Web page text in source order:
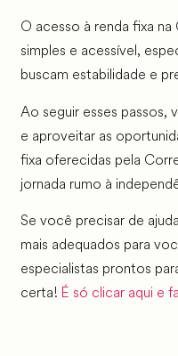
O acesso à renda fixa
simples e acessível,
buscam estabilidade e
Ao seguir esses passos,
e aproveitar as
fixa oferecidas pela
jornada rumo à
Se você precisar de
mais adequados para
especialistas prontos
certa! É só clicar aqui e